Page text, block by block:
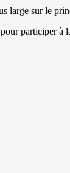
large sur le
pour participer à